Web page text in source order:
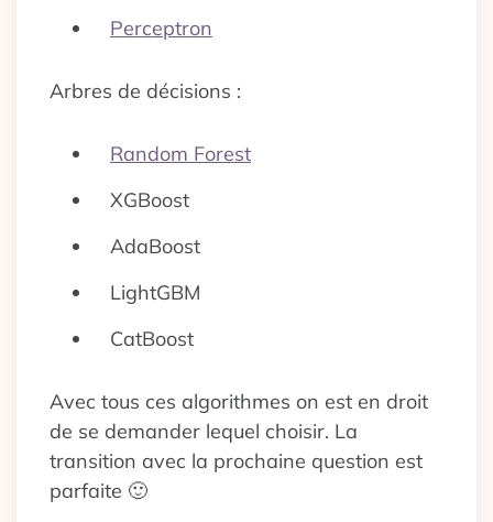
Perceptron
Arbres de décisions :
Random Forest
XGBoost
AdaBoost
LightGBM
CatBoost
Avec tous ces algorithmes on est en droit
de se demander lequel choisir. La
transition avec la prochaine question est
parfaite 🙂